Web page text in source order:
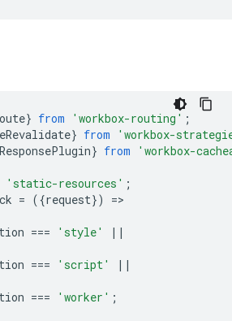
} from 'workbox-routing' ;
} from
'workbox-
} from 'workbox-
'static-resources' ;
= ({request}) =
=== 'style'
||
=== 'script'
||
=== 'worker' ;